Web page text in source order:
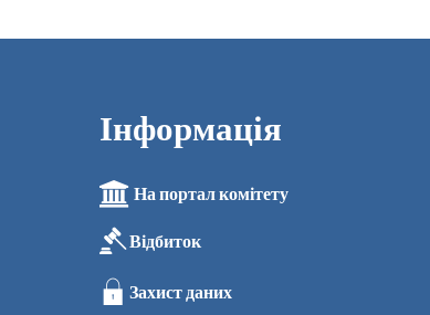
Інформація
На портал комітету
Відбиток
Захист даних